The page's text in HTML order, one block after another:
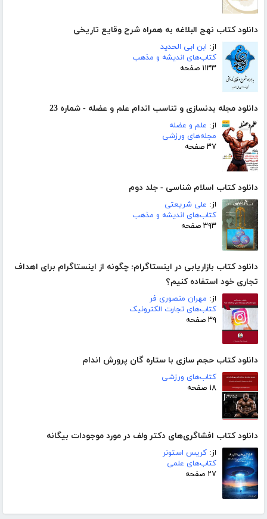
دانلود کتاب نهج البلاغه به همراه شرح وقایع تاریخی
از: ابن ابی الحدید
کتاب‌های اندیشه و مذهب
۱۱۳۳ صفحه
دانلود مجله بدنسازی و تناسب اندام علم و عضله - شماره 23
از: علم و عضله
مجله‌های ورزشی
۳۷ صفحه
دانلود کتاب اسلام شناسی - جلد دوم
از: علی شریعتی
کتاب‌های اندیشه و مذهب
۳۹۳ صفحه
دانلود کتاب بازاریابی در اینستاگرام؛ چگونه از اینستاگرام برای اهداف
تجاری خود استفاده کنیم؟
از: مهران منصوری فر
کتاب‌های تجارت الکترونیک
۳۹ صفحه
دانلود کتاب حجم سازی با ستاره گان پرورش اندام
کتاب‌های ورزشی
۱۸ صفحه
دانلود کتاب افشاگری‌های دکتر ولف در مورد موجودات بیگانه
از: کریس استونر
کتاب‌های علمی
۲۷ صفحه